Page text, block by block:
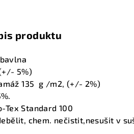
produktu
5%)
135 g /m2, (+/- 2%)
Tex Standard 100
chem. nečistit,nesušit v